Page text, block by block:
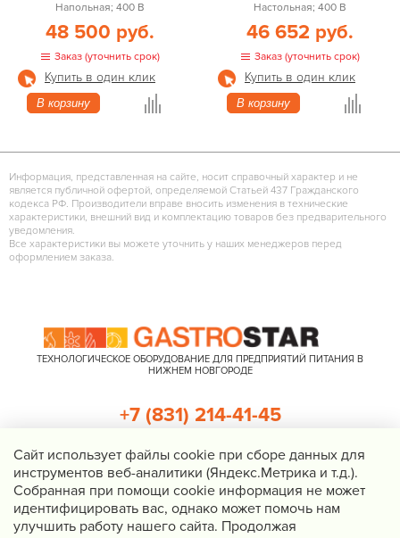
Напольная; 400 В
48 500 руб.
Заказ (уточнить срок)
Купить в один клик
В корзину
Настольная; 400 В
46 652 руб.
Заказ (уточнить срок)
Купить в один клик
В корзину
Информация, представленная на сайте, носит справочный характер и не
является публичной офертой, определяемой Статьей 437 Гражданского
кодекса РФ. Производители вправе вносить изменения в технические
характеристики, внешний вид и комплектацию товаров без предварительного
уведомления.
Все характеристики вы можете уточнить у наших менеджеров перед
оформлением заказа.
ТЕХНОЛОГИЧЕСКОЕ ОБОРУДОВАНИЕ ДЛЯ ПРЕДПРИЯТИЙ ПИТАНИЯ В
НИЖНЕМ НОВГОРОДЕ
Нижний Новгород, Казанское шоссе, д. 4, корп. 3, пом. 1
info@gastrostar.ru
+7 (831) 214-41-45
Перезвоните мне
Cайт использует файлы cookie при сборе данных для
инструментов веб-аналитики (Яндекс.Метрика и т.д.).
Собранная при помощи cookie информация не может
идентифицировать вас, однако может помочь нам
улучшить работу нашего сайта. Продолжая